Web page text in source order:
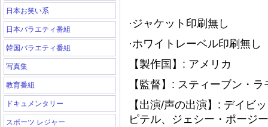
日本お笑い系
日本バラエティ番組
韓国バラエティ番組
写真集
教育番組
ドキュメンタリー
スポーツ レジャー
·ジャケット印刷無し
·ホワイトレーベル印刷無
【製作国】: アメリカ
【監督】: スティーブン・ラ
【出演/声の出演】: デイビ
ピテル、ジェシー・ポージ